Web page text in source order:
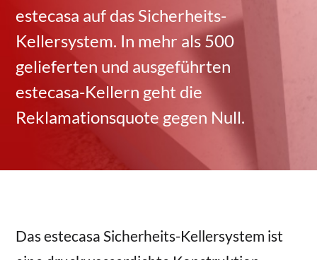
estecasa auf das Sicherheits-
Kellersystem. In mehr als 500
gelieferten und ausgeführten
estecasa-Kellern geht die
Reklamationsquote gegen Null.
Das estecasa Sicherheits-Kellersystem ist